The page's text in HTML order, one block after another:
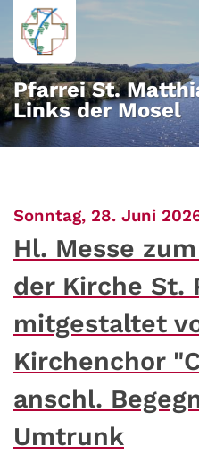
Zum Inhalt springen
Pfarrei St.
Links der Mosel
Sonntag, 28. Juni
Hl. Messe
der Kirche St.
mitgestaltet
Kirchenchor
anschl.
Umtrunk